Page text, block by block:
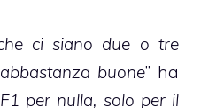
ci siano due o tre
buone” ha
per nulla, solo per il